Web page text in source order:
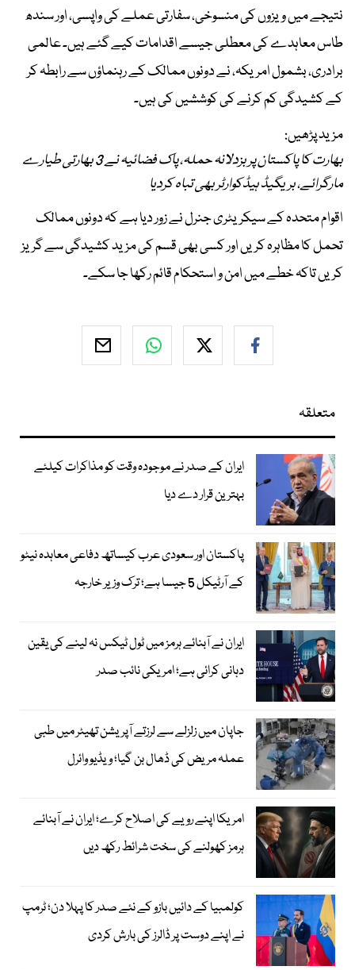
نتیجے میں ویزوں کی منسوخی، سفارتی عملے کی واپسی، اور سندھ
طاس معاہدے کی معطلی جیسے اقدامات کیے گئے ہیں۔ عالمی
برادری، بشمول امریکہ، نے دونوں ممالک کے رہنماؤں سے رابطہ کر
کے کشیدگی کم کرنے کی کوششیں کی ہیں۔
مزید پڑھیں:
بھارت کا پاکستان پربزدلانہ حملہ، پاک فضائیہ نے 3 بھارتی طیارے
مارگرائے، بریگیڈ ہیڈکوارٹر بھی تباہ کردیا
اقوام متحدہ کے سیکریٹری جنرل نے زور دیا ہے کہ دونوں ممالک
تحمل کا مظاہرہ کریں اور کسی بھی قسم کی مزید کشیدگی سے گریز
کریں تاکہ خطے میں امن و استحکام قائم رکھا جا سکے۔
متعلقہ
ایران کے صدر نے موجودہ وقت کو مذاکرات کیلئے
بہترین قرار دے دیا
پاکستان اور سعودی عرب کیساتھ دفاعی معاہدہ نیٹو
کے آرٹیکل 5 جیسا ہے؛ ترک وزیر خارجہ
ایران نے آبنائے ہرمز میں ٹول ٹیکس نہ لینے کی یقین
دہانی کرائی ہے؛ امریکی نائب صدر
جاپان میں زلزلے سے لرزتے آپریشن تھیٹر میں طبی
عملہ مریض کی ڈھال بن گیا؛ ویڈیو وائرل
امریکا اپنے رویے کی اصلاح کرے؛ ایران نے آبنائے
ہرمز کھولنے کی سخت شرائط رکھ دیں
کولمبیا کے دائیں بازو کے نئے صدر کا پہلا دن؛ ٹرمپ
نے اپنے دوست پر ڈالرز کی بارش کردی